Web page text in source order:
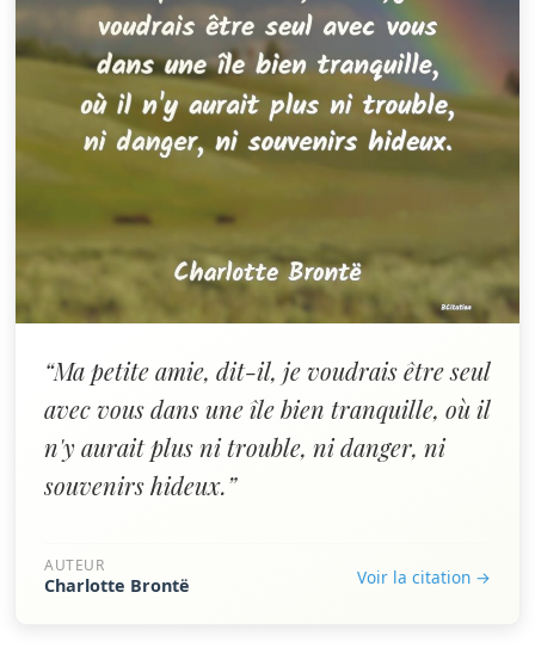
“Ma petite amie, dit-il, je voudrais être seul
avec vous dans une île bien tranquille, où il
n'y aurait plus ni trouble, ni danger, ni
souvenirs hideux.”
AUTEUR
Charlotte Brontë Voir la citation →